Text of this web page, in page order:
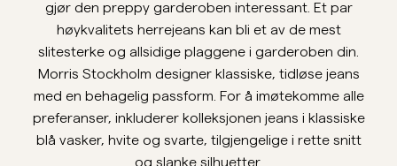
Jeans
Blazer
Dresser
gjør den preppy garderoben interessant. Et par
høykvalitets herrejeans kan bli et av de mest
slitesterke og allsidige plaggene i garderoben din.
Morris Stockholm designer klassiske, tidløse jeans
med en behagelig passform. For å imøtekomme alle
preferanser, inkluderer kolleksjonen jeans i klassiske
blå vasker, hvite og svarte, tilgjengelige i rette snitt
og slanke silhuetter.